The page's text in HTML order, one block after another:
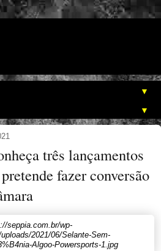
▼
▼
três lançamentos
fazer conversão